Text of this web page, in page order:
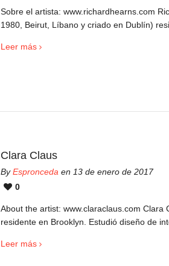
Sobre el artista: www.richardhearns.com
1980, Beirut, Líbano y criado en Dublín)
Leer más
Clara Claus
ByEspronceda en 13 de enero de 2017
0
About the artist: www.claraclaus.com Clara
residente en Brooklyn. Estudió diseño de
Leer más